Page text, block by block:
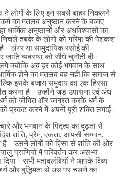
लोगों के लिए इन सबसे बाहर निकलने
का मतलब अनुष्ठान करने के बजाए
धार्मिक अनुष्ठानों और अंधविश्वासों का
तबके के लोगों को गरिमा की पेशकश
लंगर या सामुदायिक रसोई की
व्यवस्था को सीधे चुनौती दी।
लगे क्योंकि अब हर कोई भगवान के साथ
होने का मतलब यह नहीं कि समाज से
इसके बजाय समुदाय का एक हिस्सा
करना है। उन्होंने जड़ उपासना एवं अंध
को जीवित और जाग्रत करके धर्म के
प्रकट करने में अपनी पूरी शक्ति लगाई।
और भगवान के पितृत्व का दृढ़ता से
शांति, प्रेम, एकता, आपसी सम्मान,
है। उसने लोगों को हिंसा से शांति की ओर
प्राणियों में परिवर्तन कर असभ्य
सभी मतावलंबियों ने आपके दिव्य
और बुद्धिमता से उस पर चलने का